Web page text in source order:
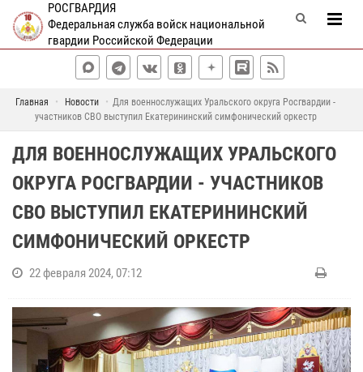
РОСГВАРДИЯ
Федеральная служба войск национальной
гвардии Российской Федерации
Главная Новости
Для военнослужащих Уральского округа Росгвардии -
участников СВО выступил Екатерининский симфонический оркестр
ДЛЯ ВОЕННОСЛУЖАЩИХ УРАЛЬСКОГО
ОКРУГА РОСГВАРДИИ - УЧАСТНИКОВ
СВО ВЫСТУПИЛ ЕКАТЕРИНИНСКИЙ
СИМФОНИЧЕСКИЙ ОРКЕСТР
22 февраля 2024, 07:12